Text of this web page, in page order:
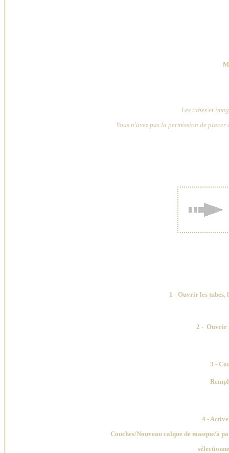
Les tubes et
Vous n'avez pas la permission de
1 - Ouvrir les tubes,
2 - Ouvrir
3 -
4 -
Couches/Nouveau calque de masque/à